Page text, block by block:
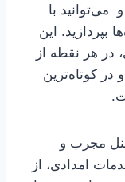
می‌توانید با
بپردازید. این
در هر نقطه از
در کوتاه‌ترین
مجرب و
امدادی، از